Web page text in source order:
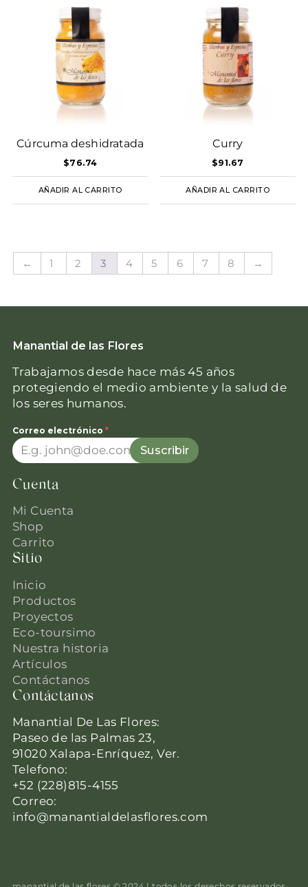
Cúrcuma deshidratada
$76.74
AÑADIR AL CARRITO
Curry
$91.67
AÑADIR AL CARRITO
← 1 2 3 4 5 6 7 8 →
Manantial de las Flores
Trabajamos desde hace más 45 años
protegiendo el medio ambiente y la salud de
los seres humanos.
Correo electrónico *
Suscribir
Cuenta
Mi Cuenta
Shop
Carrito
Sitio
Inicio
Productos
Proyectos
Eco-toursimo
Nuestra historia
Artículos
Contáctanos
Contáctanos
Manantial De Las Flores:
Paseo de las Palmas 23,
91020 Xalapa-Enríquez, Ver.
Telefono:
+52 (228)815-4155
Correo:
info@manantialdelasflores.com